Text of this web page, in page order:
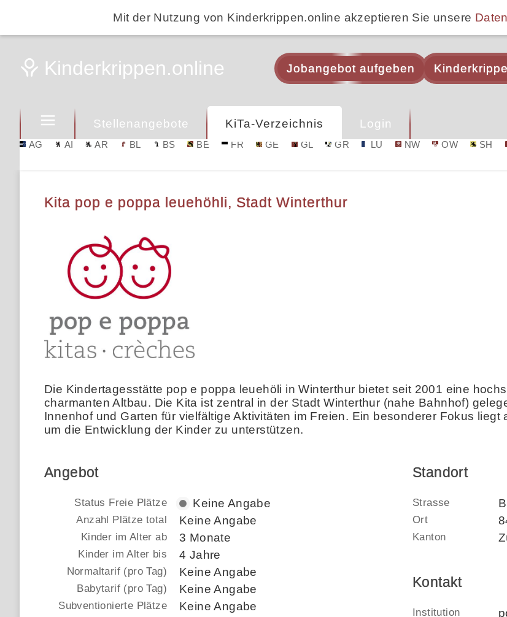
Mit der Nutzung von Kinderkrippen.online akzeptieren Sie unsere
Jobangebot aufgeben
Stellenangebote KiTa-Verzeichnis Login
AG AI AR BL BS BE FR GE GL GR LU NW OW SH
Kita pop e poppa leuehöhli, Stadt Winterthur
Die Kindertagesstätte pop e poppa leuehöli in Winterthur bietet seit 2001 eine
charmanten Altbau. Die Kita ist zentral in der Stadt Winterthur (nahe Bahnhof)
Innenhof und Garten für vielfältige Aktivitäten im Freien. Ein besonderer Fokus
um die Entwicklung der Kinder zu unterstützen.
Angebot
Status Freie Plätze Keine Angabe
Anzahl Plätze total Keine Angabe
Kinder im Alter ab 3 Monate
Kinder im Alter bis 4 Jahre
Normaltarif (pro Tag) Keine Angabe
Babytarif (pro Tag) Keine Angabe
Subventionierte Plätze Keine Angabe
Standort
Strasse
Ort
Kanton
Kontakt
Institution